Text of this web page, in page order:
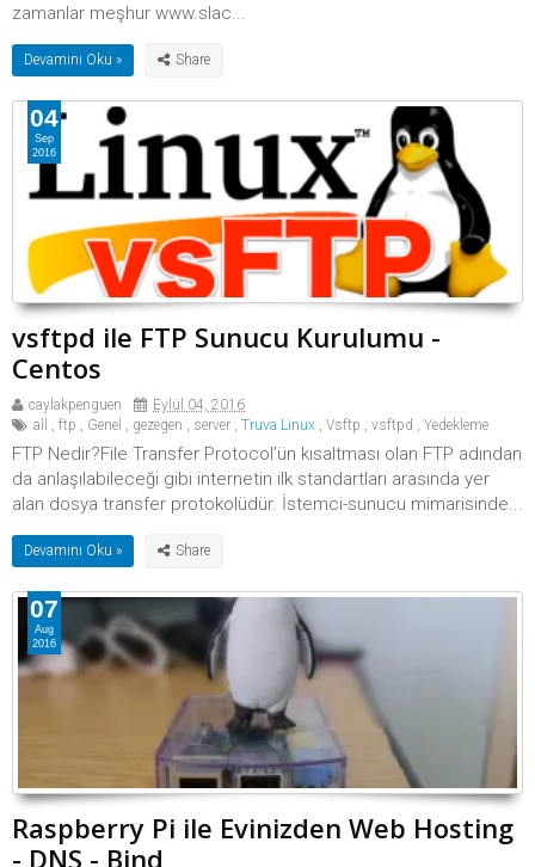
zamanlar meşhur www.slac...
Devamını Oku »
vsftpd ile FTP Sunucu Kurulumu -
Centos
caylakpenguen
Eylül 04, 2016
all
, ftp , Genel , gezegen , server , Truva Linux , Vsftp , vsftpd , Yedekleme
FTP Nedir?File Transfer Protocol’ün kısaltması olan FTP adından
da anlaşılabileceği gibi internetin ilk standartları arasında yer
alan dosya transfer protokolüdür. İstemci-sunucu mimarisinde...
Devamını Oku »
04
Sep
2016
Raspberry Pi ile Evinizden Web Hosting
- DNS - Bind
07
Aug
2016